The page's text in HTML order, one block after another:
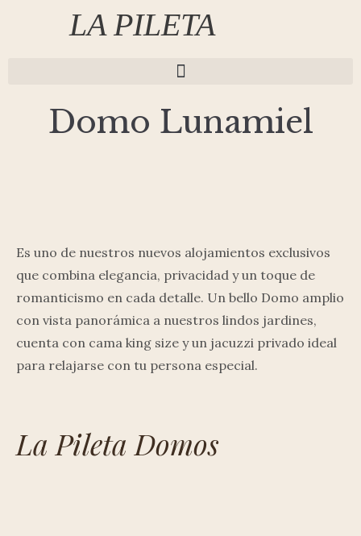
LA PILETA
Domo Lunamiel
Es uno de nuestros nuevos alojamientos exclusivos
que combina elegancia, privacidad y un toque de
romanticismo en cada detalle. Un bello Domo amplio
con vista panorámica a nuestros lindos jardines,
cuenta con cama king size y un jacuzzi privado ideal
para relajarse con tu persona especial.
La Pileta Domos